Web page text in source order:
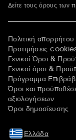
Περισσότερες
Δείτε τους όρους των
Πολιτική
Προτιμήσεις
Γενικοί Όροι &
Γενικοί όροι &
Πρόγραμμα
Όροι και
αξιολογήσεων
Όροι δημοσίευσης
Ελλάδα